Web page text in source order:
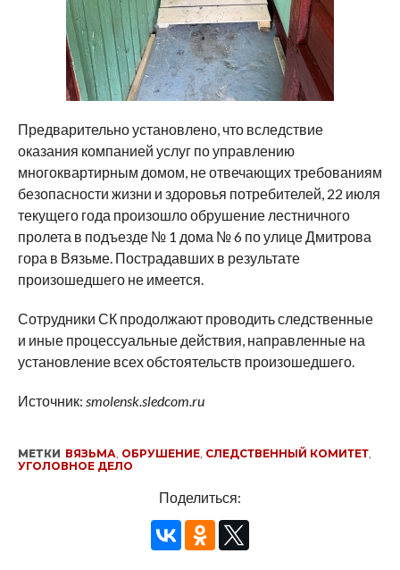
Предварительно установлено, что вследствие
оказания компанией услуг по управлению
многоквартирным домом, не отвечающих требованиям
безопасности жизни и здоровья потребителей, 22 июля
текущего года произошло обрушение лестничного
пролета в подъезде № 1 дома № 6 по улице Дмитрова
гора в Вязьме. Пострадавших в результате
произошедшего не имеется.
Сотрудники СК продолжают проводить следственные
и иные процессуальные действия, направленные на
установление всех обстоятельств произошедшего.
Источник: smolensk.sledcom.ru
МЕТКИ ВЯЗЬМА, ОБРУШЕНИЕ, СЛЕДСТВЕННЫЙ КОМИТЕТ,
УГОЛОВНОЕ ДЕЛО
Поделиться: